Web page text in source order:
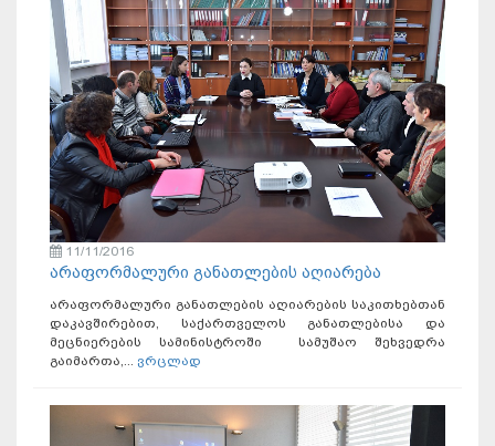
11/11/2016
არაფორმალური განათლების აღიარება
არაფორმალური განათლების აღიარების საკითხებთან
დაკავშირებით, საქართველოს განათლებისა და
მეცნიერების სამინისტროში სამუშაო შეხვედრა
გაიმართა,... ვრცლად